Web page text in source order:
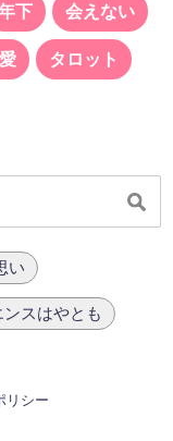
下 会えない
タロット
い
スはやとも
リシー